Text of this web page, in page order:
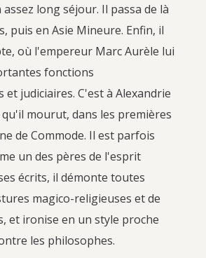
long séjour. Il passa de là
puis en Asie Mineure. Enfin, il
où l'empereur Marc Aurèle lui
fonctions
et judiciaires. C'est à Alexandrie
mourut, dans les premières
de Commode. Il est parfois
un des pères de l'esprit
écrits, il démonte toutes
magico-religieuses et de
et ironise en un style proche
les philosophes.